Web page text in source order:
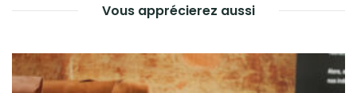
Vous apprécierez aussi